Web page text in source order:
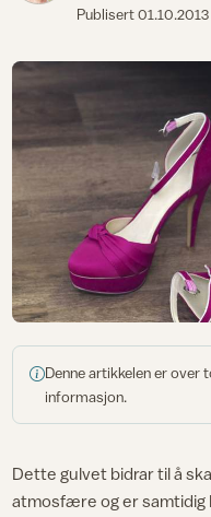
Publisert01.10.2013
Denne artikkelen er over
informasjon.
Dette gulvet bidrar til å
atmosfære og er samtidig